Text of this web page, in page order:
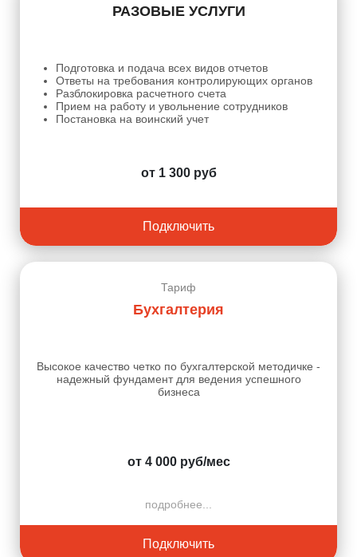
РАЗОВЫЕ УСЛУГИ
Подготовка и подача всех видов отчетов
Ответы на требования контролирующих органов
Разблокировка расчетного счета
Прием на работу и увольнение сотрудников
Постановка на воинский учет
от 1 300 руб
Подключить
Тариф
Бухгалтерия
Высокое качество четко по бухгалтерской методичке -
надежный фундамент для ведения успешного
бизнеса
от 4 000 руб/мес
подробнее...
Подключить